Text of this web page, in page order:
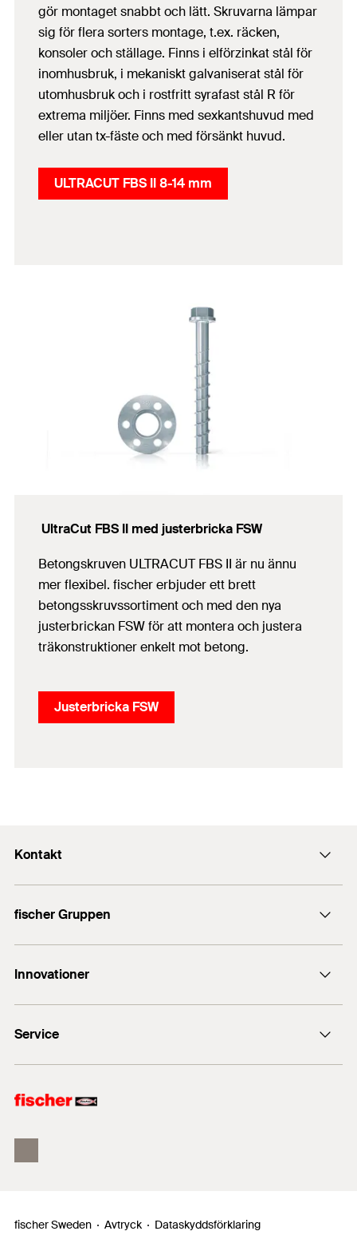
gör montaget snabbt och lätt. Skruvarna lämpar
sig för flera sorters montage, t.ex. räcken,
konsoler och ställage. Finns i elförzinkat stål för
inomhusbruk, i mekaniskt galvaniserat stål för
utomhusbruk och i rostfritt syrafast stål R för
extrema miljöer. Finns med sexkantshuvud med
eller utan tx-fäste och med försänkt huvud.
ULTRACUT FBS II 8-14 mm
UltraCut FBS II med justerbricka FSW
Betongskruven ULTRACUT FBS II är nu ännu
mer flexibel. fischer erbjuder ett brett
betongsskruvssortiment och med den nya
justerbrickan FSW för att montera och justera
träkonstruktioner enkelt mot betong.
Justerbricka FSW
Kontakt
info@fischersverige.se
011 31 44 50
fischer Gruppen
fischer infästning
fischertechnik
Innovationer
PowerFast II
FIS V Zero
Service
Produktsökaren
fischer Sweden Avtryck Dataskyddsförklaring